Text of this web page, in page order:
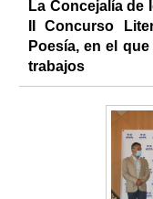
La Concejalía de
II Concurso
Poesía, en el
trabajos